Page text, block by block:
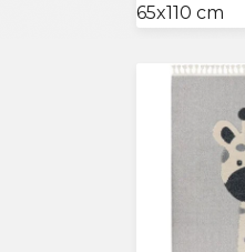
65x110 cm